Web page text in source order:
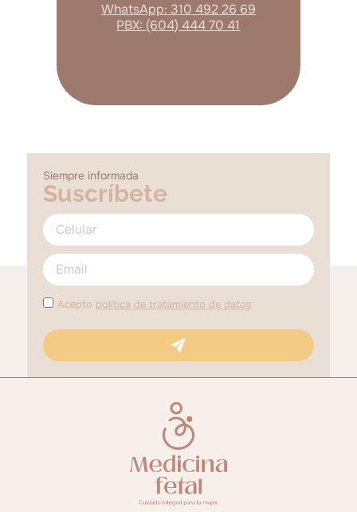
WhatsApp: 310 492 26 69
PBX: (604) 444 70 41
Siempre informada
Suscríbete
Acepto política de tratamiento de datos